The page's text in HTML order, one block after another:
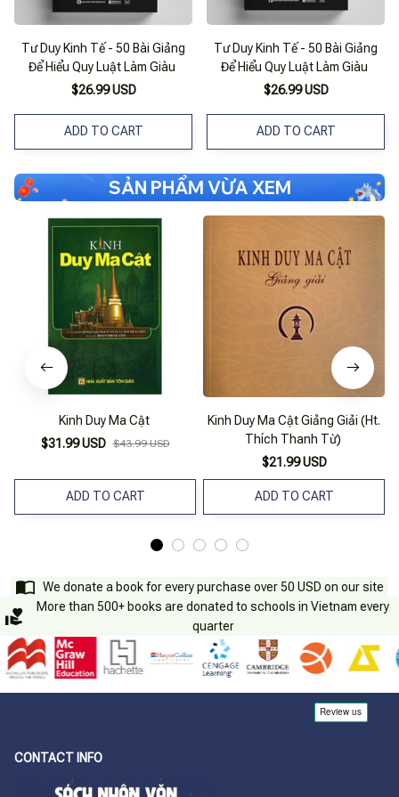
Tư Duy Kinh Tế - 50 Bài Giảng
Để Hiểu Quy Luật Làm Giàu
$26.99 USD
ADD TO CART
Tư Duy Kinh Tế - 50 Bài Giảng
Để Hiểu Quy Luật Làm Giàu
$26.99 USD
ADD TO CART
SẢN PHẨM VỪA XEM
Kinh Duy Ma Cật
$31.99 USD $43.99 USD
ADD TO CART
Kinh Duy Ma Cật Giảng Giải (Ht.
Thích Thanh Từ)
$21.99 USD
ADD TO CART
We donate a book for every purchase over 50 USD on our site
More than 500+ books are donated to schools in Vietnam every
quarter
CONTACT INFO